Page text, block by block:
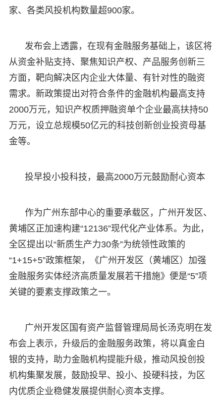
家、各类风投机构数量超900家。
发布会上透露，在现有金融服务基础上，该区将
从资金补贴支持、聚焦知识产权、产品服务创新三
方面，靶向解决区内企业大体量、有针对性的融资
需求。新政策提出对符合条件的金融机构最高支持
2000万元，知识产权质押融资单个企业最高扶持50
万元，设立总规模50亿元的科技创新创业投资母基
金等。
投早投小投科技，最高2000万元鼓励耐心资本
作为广州东部中心的重要承载区，广州开发区、
黄埔区正加速构建“12136”现代化产业体系。为此，
全区提出以“新质生产力30条”为统领性政策的
“1+15+5”政策框架，《广州开发区（黄埔区）加强
金融服务实体经济高质量发展若干措施》便是“5”项
关键的要素支撑政策之一。
广州开发区国有资产监督管理局局长汤克明在发
布会上表示，升级后的金融服务政策，将以真金白
银的支持，助力金融机构提能升级，推动风投创投
机构集聚发展，鼓励投早、投小、投硬科技，为区
内优质企业稳健发展提供耐心资本支撑。